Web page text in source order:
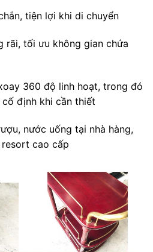
tiện lợi khi di chuyển
rãi, tối ưu không gian chứa
360 độ linh hoạt, trong đó
định khi cần thiết
nước uống tại nhà hàng,
resort cao cấp